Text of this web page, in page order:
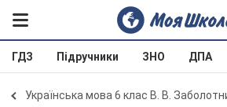
ГДЗ Підручники ЗНО ДПА
Українська мова 6 клас В. В.